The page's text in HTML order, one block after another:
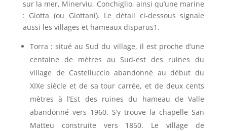
sur la mer, Minerviu, Conchiglio, ainsi qu’une marine
: Giotta (ou Giottani). Le détail ci-dessous signale
aussi les villages et hameaux disparus1.
Torra : situé au Sud du village, il est proche d’une
centaine de mètres au Sud-est des ruines du
village de Castelluccio abandonné au début du
XIXe siècle et de sa tour carrée, et de deux cents
mètres à l’Est des ruines du hameau de Valle
abandonné vers 1960. S’y trouve la chapelle San
Matteu construite vers 1850. Le village de